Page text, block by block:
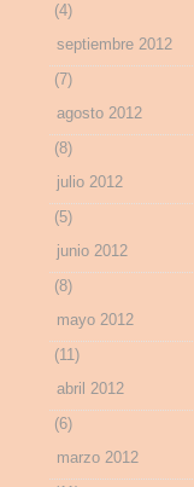
(4)
septiembre 2012
(7)
agosto 2012
(8)
julio 2012
(5)
junio 2012
(8)
mayo 2012
(11)
abril 2012
(6)
marzo 2012